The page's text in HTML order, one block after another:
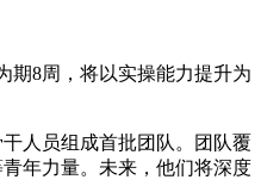
期8周，将以实操能力提升为
人员组成首批团队。团队覆
年力量。未来，他们将深度